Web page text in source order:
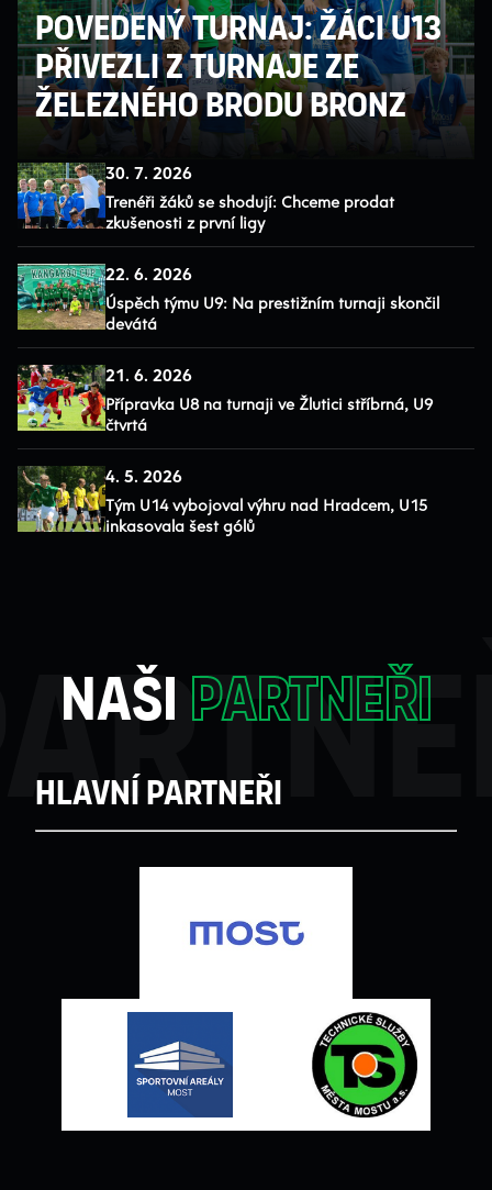
Povedený turnaj: Žáci U13
přivezli z turnaje ze
Železného Brodu bronz
30. 7. 2026
Trenéři žáků se shodují: Chceme prodat
zkušenosti z první ligy
22. 6. 2026
Úspěch týmu U9: Na prestižním turnaji skončil
devátá
21. 6. 2026
Přípravka U8 na turnaji ve Žlutici stříbrná, U9
čtvrtá
4. 5. 2026
Tým U14 vybojoval výhru nad Hradcem, U15
inkasovala šest gólů
naši partneři
Hlavní partneři